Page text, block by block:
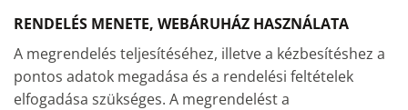
RENDELÉS MENETE, WEBÁRUHÁZ HASZNÁLATA
A megrendelés teljesítéséhez, illetve a kézbesítéshez a
pontos adatok megadása és a rendelési feltételek
elfogadása szükséges. A megrendelést a